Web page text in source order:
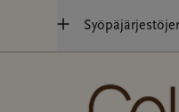
sisältöön